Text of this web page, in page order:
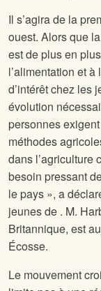
Il s’agira de la
ouest. Alors que
est de plus en
l’alimentation et
d’intérêt chez les
évolution
personnes
méthodes
dans l’agriculture
besoin pressant
le pays », a
jeunes de . M.
Britannique, est
Écosse.
Le mouvement